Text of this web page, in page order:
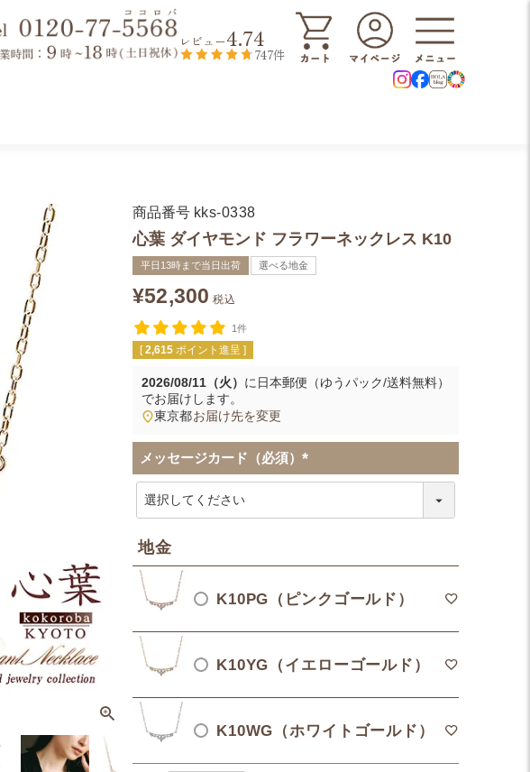
レビュー4.74
747件
商品番号 kks-0338
心葉 ダイヤモンド フラワーネックレス K10
平日13時まで当日出荷 選べる地金
¥52,300 税込
1件
[ 2,615 ポイント進呈 ]
2026/08/11（火） に 日本郵便（ゆうパック/送料無料）
でお届けします。
東京都お届け先を変更
メッセージカード（必須）
(
地金
K10PG（ピンクゴールド）
K10YG（イエローゴールド）
K10WG（ホワイトゴールド）